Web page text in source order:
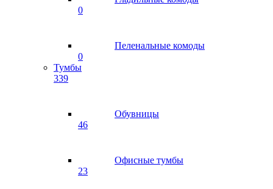
0
Пеленальные комоды
0
Тумбы
339
Обувницы
46
Офисные тумбы
23